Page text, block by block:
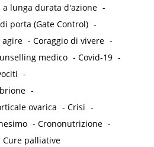
lunga durata d'azione -
porta (Gate Control) -
agire -Coraggio di vivere -
medico -Covid-19 -
-
-
ovarica -Crisi -
-Crononutrizione -
Cure palliative